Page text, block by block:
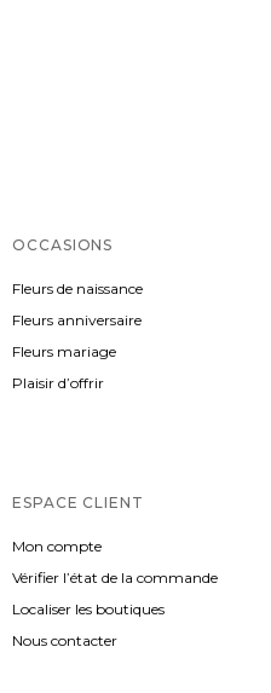
OCCASIONS
Fleurs de naissance
Fleurs anniversaire
Fleurs mariage
Plaisir d’offrir
ESPACE CLIENT
Mon compte
Vérifier l’état de la commande
Localiser les boutiques
Nous contacter